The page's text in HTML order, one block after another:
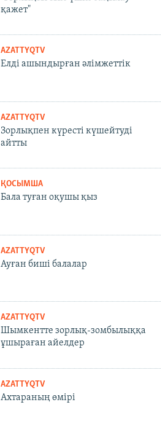
қажет"
AZATTYQTV
Елді ашындырған әлімжеттік
AZATTYQTV
Зорлықпен күресті күшейтуді
айтты
ҚОСЫМША
Бала туған оқушы қыз
AZATTYQTV
Ауған биші балалар
AZATTYQTV
Шымкентте зорлық-зомбылыққа
ұшыраған айелдер
AZATTYQTV
Ахтараның өмірі